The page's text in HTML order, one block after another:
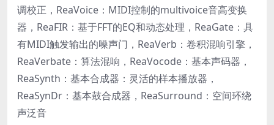
调校正，ReaVoice：MIDI控制的multivoice音高变换
器，ReaFIR：基于FFT的EQ和动态处理，ReaGate：具
有MIDI触发输出的噪声门，ReaVerb：卷积混响引擎，
ReaVerbate：算法混响，ReaVocode：基本声码器，
ReaSynth：基本合成器：灵活的样本播放器，
ReaSynDr：基本鼓合成器，ReaSurround：空间环绕
声泛音